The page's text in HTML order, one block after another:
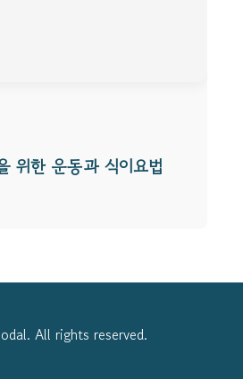
위한 운동과 식이요법
All rights reserved.